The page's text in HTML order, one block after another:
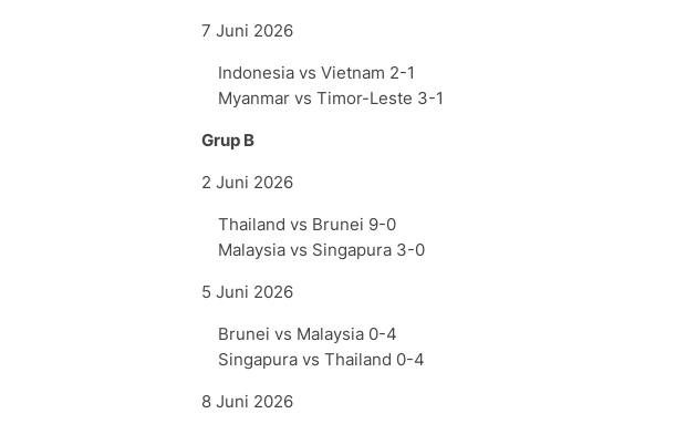
7 Juni 2026
Indonesia vs Vietnam 2-1
Myanmar vs Timor-Leste 3-1
Grup B
2 Juni 2026
Thailand vs Brunei 9-0
Malaysia vs Singapura 3-0
5 Juni 2026
Brunei vs Malaysia 0-4
Singapura vs Thailand 0-4
8 Juni 2026